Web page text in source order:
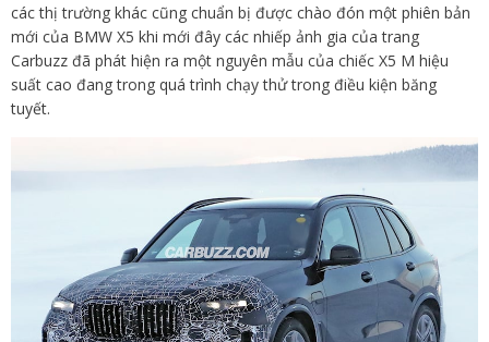
các thị trường khác cũng chuẩn bị được chào đón một phiên bản
mới của BMW X5 khi mới đây các nhiếp ảnh gia của trang
Carbuzz đã phát hiện ra một nguyên mẫu của chiếc X5 M hiệu
suất cao đang trong quá trình chạy thử trong điều kiện băng
tuyết.